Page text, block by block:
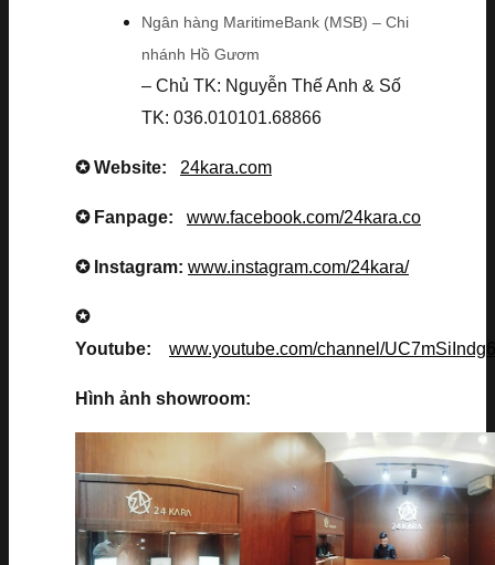
Ngân hàng MaritimeBank (MSB) – Chi
nhánh Hồ Gươm
– Chủ TK: Nguyễn Thế Anh & Số
TK: 036.010101.68866
✪ Website: 24kara.com
✪ Fanpage: www.facebook.com/24kara.co
✪ Instagram: www.instagram.com/24kara/
✪
Youtube: www.youtube.com/channel/
Hình ảnh showroom: